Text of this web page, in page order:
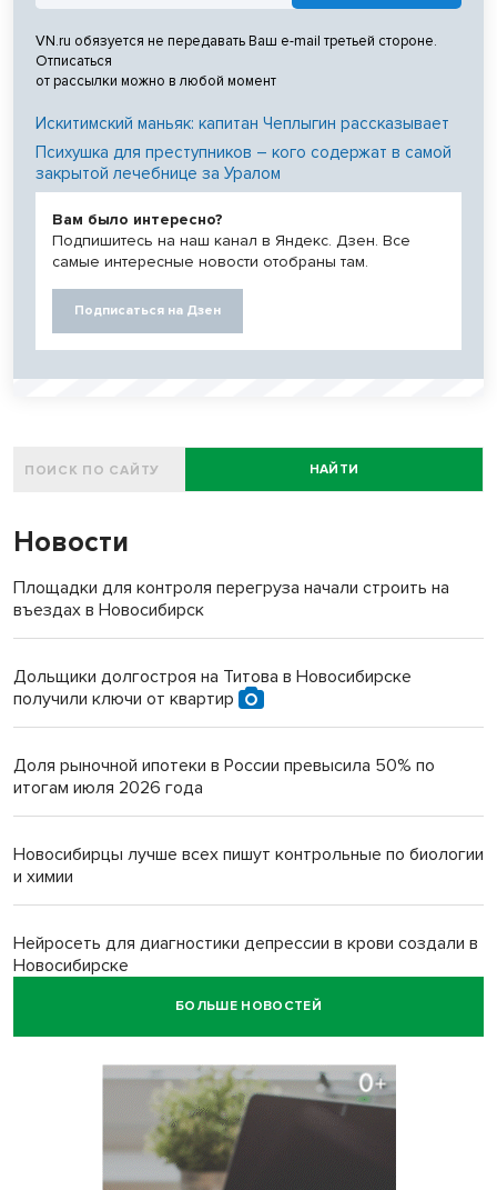
VN.ru обязуется не передавать Ваш e-mail третьей стороне.
Отписаться
от рассылки можно в любой момент
Искитимский маньяк: капитан Чеплыгин рассказывает
Психушка для преступников – кого содержат в самой
закрытой лечебнице за Уралом
Вам было интересно?
Подпишитесь на наш канал в Яндекс. Дзен. Все
самые интересные новости отобраны там.
Подписаться на Дзен
НАЙТИ
Новости
Площадки для контроля перегруза начали строить на
въездах в Новосибирск
Дольщики долгостроя на Титова в Новосибирске
получили ключи от квартир
Доля рыночной ипотеки в России превысила 50% по
итогам июля 2026 года
Новосибирцы лучше всех пишут контрольные по биологии
и химии
Нейросеть для диагностики депрессии в крови создали в
Новосибирске
БОЛЬШЕ НОВОСТЕЙ